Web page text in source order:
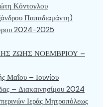
Κόντογλου
Παπαδιαμάντη)
2024-2025
ΖΩΗΣ ΝΟΕΜΒΡΙΟΥ –
Μαΐου – Ιουνίου
– Διακαινησίμου 2024
Ιεράς Μητροπόλεως